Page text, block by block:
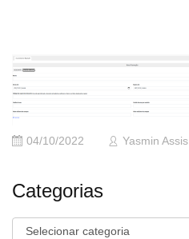
04/10/2022 Yasmin Assis
Categorias
Categorias